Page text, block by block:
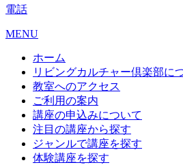
電話
MENU
ホーム
リビングカルチャー倶楽部に
教室へのアクセス
ご利用の案内
講座の申込みについて
注目の講座から探す
ジャンルで講座を探す
体験講座を探す